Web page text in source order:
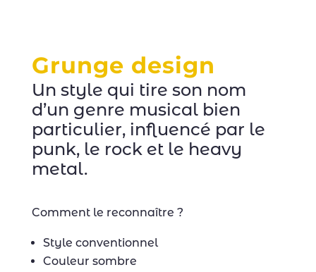
Grunge design
Un style qui tire son nom
d’un genre musical bien
particulier, influencé par le
punk, le rock et le heavy
metal.
Comment le reconnaître ?
Style conventionnel
Couleur sombre